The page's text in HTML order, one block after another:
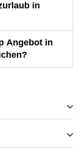
in
Angebot in